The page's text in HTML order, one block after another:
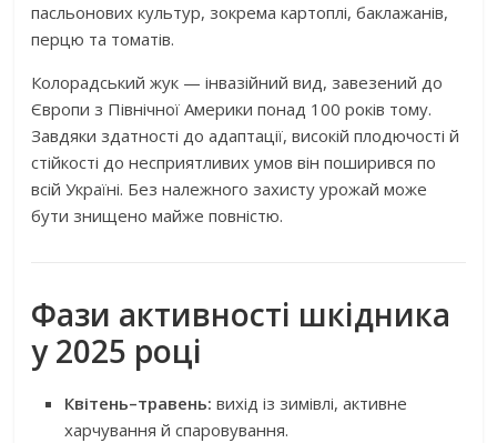
пасльонових культур, зокрема картоплі, баклажанів,
перцю та томатів.
Колорадський жук — інвазійний вид, завезений до
Європи з Північної Америки понад 100 років тому.
Завдяки здатності до адаптації, високій плодючості й
стійкості до несприятливих умов він поширився по
всій Україні. Без належного захисту урожай може
бути знищено майже повністю.
Фази активності шкідника
у 2025 році
Квітень–травень: вихід із зимівлі, активне
харчування й спаровування.